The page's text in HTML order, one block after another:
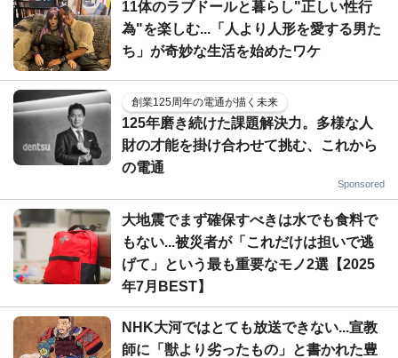
11体のラブドールと暮らし"正しい性行
為"を楽しむ...「人より人形を愛する男た
ち」が奇妙な生活を始めたワケ
創業125周年の電通が描く未来
125年磨き続けた課題解決力。多様な人
財の才能を掛け合わせて挑む、これから
の電通
Sponsored
大地震でまず確保すべきは水でも食料で
もない...被災者が「これだけは担いで逃
げて」という最も重要なモノ2選【2025
年7月BEST】
NHK大河ではとても放送できない...宣教
師に「獣より劣ったもの」と書かれた豊